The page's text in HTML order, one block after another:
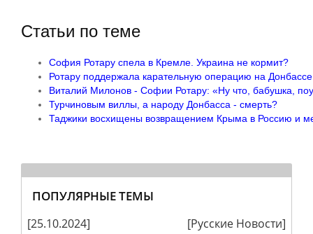
Статьи по теме
София Ротару спела в Кремле. Украина не кормит?
Ротару поддержала карательную операцию на
Виталий Милонов - Софии Ротару: «Ну что, бабушка,
Турчиновым виллы, а народу Донбасса - смерть?
Таджики восхищены возвращением Крыма в Россию и
ПОПУЛЯРНЫЕ ТЕМЫ
[25.10.2024] [Русские Новости]